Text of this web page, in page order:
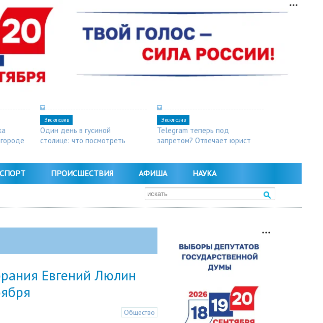
Эксклюзив
Один день в гусиной
столице: что посмотреть
Эксклюзив
Telegram теперь под
запретом? Отвечает юрист
СПОРТ ПРОИСШЕСТВИЯ АФИША НАУКА
Евгений Люлин
Общество